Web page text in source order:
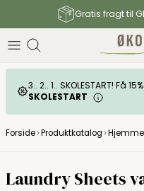
Gratis fragt til
3.. 2.. 1.. SKOLESTART! Få
SKOLESTART
Forside Produktkatalog
Laundry Sheets